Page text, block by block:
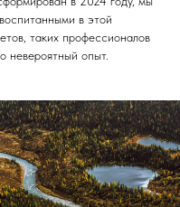
в этой
таких профессионалов
невероятный опыт.